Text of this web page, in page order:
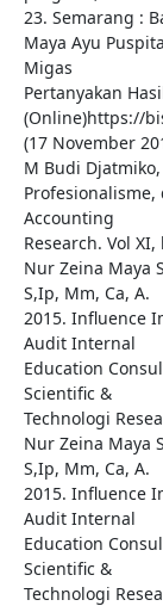
23. Semarang :
Maya Ayu
Migas
Pertanyakan
(Online)https://
(17 November
M Budi
Accounting
Research. Vol XI,
Nur Zeina Maya
S,Ip, Mm, Ca, A.
2015. Influence
Audit Internal
Education
Scientific &
Technologi
Nur Zeina Maya
S,Ip, Mm, Ca, A.
2015. Influence
Audit Internal
Education
Scientific &
Technologi